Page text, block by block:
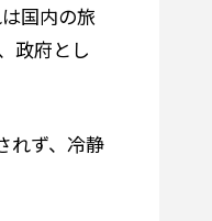
国内の旅
政府とし
れず、冷静